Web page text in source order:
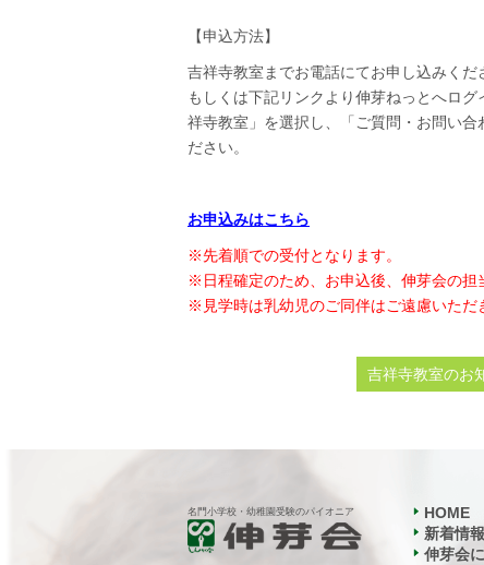
【申込方法】
吉祥寺教室までお電話にてお申し込み
もしくは下記リンクより伸芽ねっとへロ
祥寺教室」を選択し、「ご質問・お問い合
ださい。
お申込みはこちら
※先着順での受付となります。
※日程確定のため、お申込後、伸芽会の担
※見学時は乳幼児のご同伴はご遠慮いただ
吉祥寺教室のお
名門小学校・幼稚園受験のパイオニア
HOME
新着情
伸芽会